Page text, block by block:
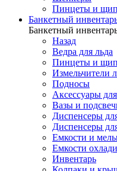
Пинцеты и
Банкетный
Банкетный
Назад
Ведра для льда
Пинцеты и
Измельчители
Подносы
Аксессуары
Вазы и
Диспенсеры
Диспенсеры
Емкости и
Емкости
Инвентарь